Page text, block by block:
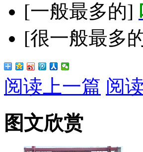
[一般最多的]
[很一般最多
阅读上一篇 阅
图文欣赏